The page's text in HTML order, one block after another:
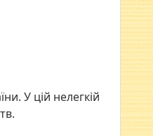
У цій нелегкій